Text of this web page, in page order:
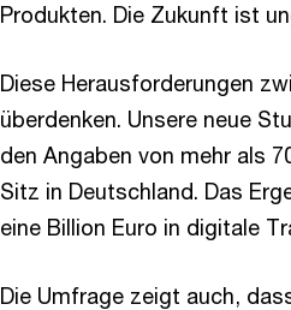
Produkten. Die Zukunft ist
Diese Herausforderungen
überdenken. Unsere neue
den Angaben von mehr als
Sitz in Deutschland. Das
eine Billion Euro in digitale
Die Umfrage zeigt auch,